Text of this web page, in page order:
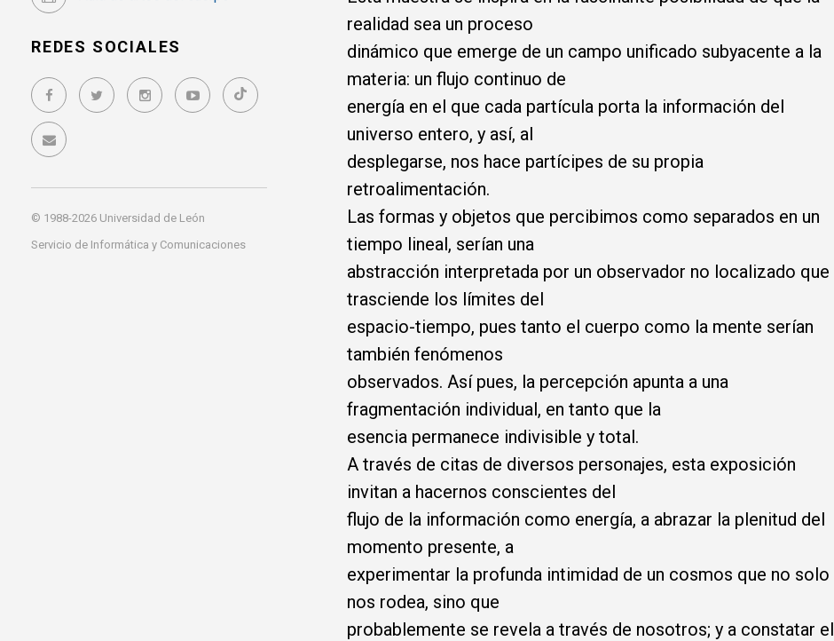
REDES SOCIALES
© 1988-2026 Universidad de León
Servicio de Informática y Comunicaciones
realidad sea un proceso
dinámico que emerge de un campo unificado subyacente a la
materia: un flujo continuo de
energía en el que cada partícula porta la información del
universo entero, y así, al
desplegarse, nos hace partícipes de su propia
retroalimentación.
Las formas y objetos que percibimos como separados en un
tiempo lineal, serían una
abstracción interpretada por un observador no localizado que
trasciende los límites del
espacio-tiempo, pues tanto el cuerpo como la mente serían
también fenómenos
observados. Así pues, la percepción apunta a una
fragmentación individual, en tanto que la
esencia permanece indivisible y total.
A través de citas de diversos personajes, esta exposición
invitan a hacernos conscientes del
flujo de la información como energía, a abrazar la plenitud del
momento presente, a
experimentar la profunda intimidad de un cosmos que no solo
nos rodea, sino que
probablemente se revela a través de nosotros; y a constatar el